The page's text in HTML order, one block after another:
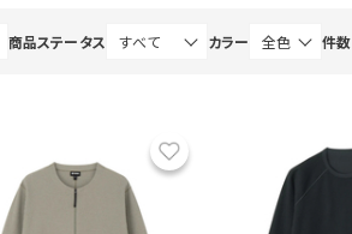
商品ステータス カラー 件数